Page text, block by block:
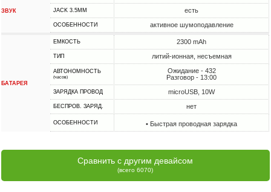
ЗВУК JACK 3.5MM есть
ОСОБЕННОСТИ активное шумоподавление
БАТАРЕЯ
ЕМКОСТЬ 2300 mAh
ТИП литий-ионная, несъемная
АВТОНОМНОСТЬ
(часов)
Ожидание - 432
Разговор - 13:00
ЗАРЯДКА ПРОВОД microUSB, 10W
БЕСПРОВ. ЗАРЯД. нет
ОСОБЕННОСТИ • Быстрая проводная зарядка
Сравнить с другим девайсом
(всего 6070)